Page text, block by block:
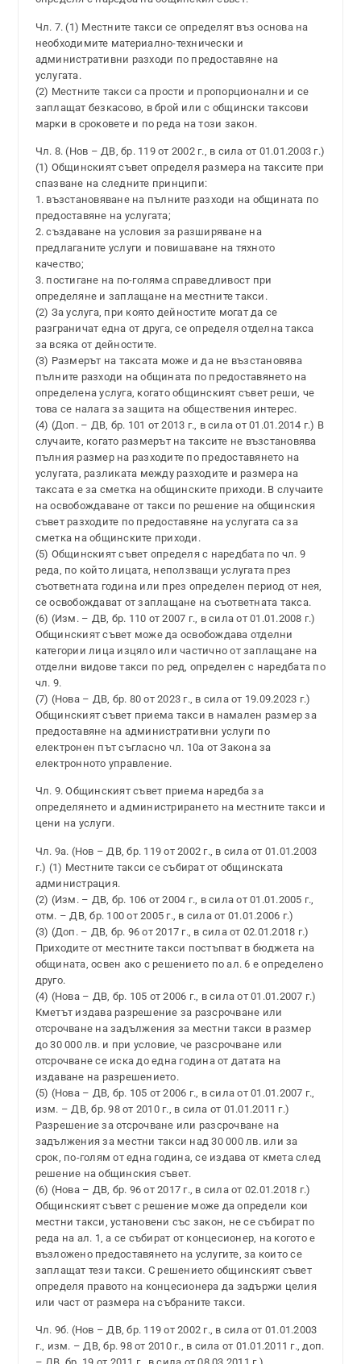
Чл. 7. (1) Местните такси се определят въз основа на
необходимите материално-технически и
административни разходи по предоставяне на
услугата.
(2) Местните такси са прости и пропорционални и се
заплащат безкасово, в брой или с общински таксови
марки в сроковете и по реда на този закон.
Чл. 8. (Нов – ДВ, бр. 119 от 2002 г., в сила от 01.01.2003 г.)
(1) Общинският съвет определя размера на таксите при
спазване на следните принципи:
1. възстановяване на пълните разходи на общината по
предоставяне на услугата;
2. създаване на условия за разширяване на
предлаганите услуги и повишаване на тяхното
качество;
3. постигане на по-голяма справедливост при
определяне и заплащане на местните такси.
(2) За услуга, при която дейностите могат да се
разграничат една от друга, се определя отделна такса
за всяка от дейностите.
(3) Размерът на таксата може и да не възстановява
пълните разходи на общината по предоставянето на
определена услуга, когато общинският съвет реши, че
това се налага за защита на обществения интерес.
(4) (Доп. – ДВ, бр. 101 от 2013 г., в сила от 01.01.2014 г.) В
случаите, когато размерът на таксите не възстановява
пълния размер на разходите по предоставянето на
услугата, разликата между разходите и размера на
таксата е за сметка на общинските приходи. В случаите
на освобождаване от такси по решение на общинския
съвет разходите по предоставяне на услугата са за
сметка на общинските приходи.
(5) Общинският съвет определя с наредбата по чл. 9
реда, по който лицата, неползващи услугата през
съответната година или през определен период от нея,
се освобождават от заплащане на съответната такса.
(6) (Изм. – ДВ, бр. 110 от 2007 г., в сила от 01.01.2008 г.)
Общинският съвет може да освобождава отделни
категории лица изцяло или частично от заплащане на
отделни видове такси по ред, определен с наредбата по
чл. 9.
(7) (Нова – ДВ, бр. 80 от 2023 г., в сила от 19.09.2023 г.)
Общинският съвет приема такси в намален размер за
предоставяне на административни услуги по
електронен път съгласно чл. 10а от Закона за
електронното управление.
Чл. 9. Общинският съвет приема наредба за
определянето и администрирането на местните такси и
цени на услуги.
Чл. 9а. (Нов – ДВ, бр. 119 от 2002 г., в сила от 01.01.2003
г.) (1) Местните такси се събират от общинската
администрация.
(2) (Изм. – ДВ, бр. 106 от 2004 г., в сила от 01.01.2005 г.,
отм. – ДВ, бр. 100 от 2005 г., в сила от 01.01.2006 г.)
(3) (Доп. – ДВ, бр. 96 от 2017 г., в сила от 02.01.2018 г.)
Приходите от местните такси постъпват в бюджета на
общината, освен ако с решението по ал. 6 е определено
друго.
(4) (Нова – ДВ, бр. 105 от 2006 г., в сила от 01.01.2007 г.)
Кметът издава разрешение за разсрочване или
отсрочване на задължения за местни такси в размер
до 30 000 лв. и при условие, че разсрочване или
отсрочване се иска до една година от датата на
издаване на разрешението.
(5) (Нова – ДВ, бр. 105 от 2006 г., в сила от 01.01.2007 г.,
изм. – ДВ, бр. 98 от 2010 г., в сила от 01.01.2011 г.)
Разрешение за отсрочване или разсрочване на
задължения за местни такси над 30 000 лв. или за
срок, по-голям от една година, се издава от кмета след
решение на общинския съвет.
(6) (Нова – ДВ, бр. 96 от 2017 г., в сила от 02.01.2018 г.)
Общинският съвет с решение може да определи кои
местни такси, установени със закон, не се събират по
реда на ал. 1, а се събират от концесионер, на когото е
възложено предоставянето на услугите, за които се
заплащат тези такси. С решението общинският съвет
определя правото на концесионера да задържи целия
или част от размера на събраните такси.
Чл. 9б. (Нов – ДВ, бр. 119 от 2002 г., в сила от 01.01.2003
г., изм. – ДВ, бр. 98 от 2010 г., в сила от 01.01.2011 г., доп.